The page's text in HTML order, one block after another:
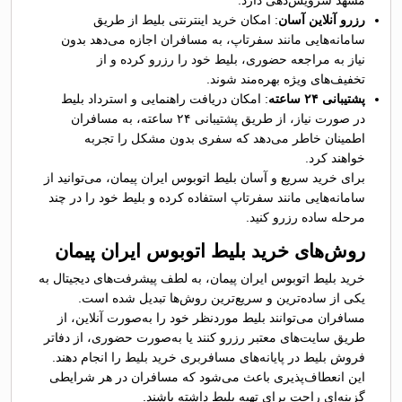
رزرو آنلاین آسان: امکان خرید اینترنتی بلیط از طریق
سامانه‌هایی مانند سفرتاپ، به مسافران اجازه می‌دهد بدون
نیاز به مراجعه حضوری، بلیط خود را رزرو کرده و از
تخفیف‌های ویژه بهره‌مند شوند.​
پشتیبانی ۲۴ ساعته
: امکان دریافت راهنمایی و استرداد بلیط
در صورت نیاز، از طریق پشتیبانی ۲۴ ساعته، به مسافران
اطمینان خاطر می‌دهد که سفری بدون مشکل را تجربه
خواهند کرد.
برای خرید سریع و آسان بلیط اتوبوس ایران پیمان، می‌توانید از
سامانه‌هایی مانند سفرتاپ استفاده کرده و بلیط خود را در چند
مرحله ساده رزرو کنید.
روش‌های خرید بلیط اتوبوس ایران پیمان
خرید بلیط اتوبوس ایران پیمان، به لطف پیشرفت‌های دیجیتال به
یکی از ساده‌ترین و سریع‌ترین روش‌ها تبدیل شده است.
مسافران می‌توانند بلیط موردنظر خود را به‌صورت آنلاین، از
طریق سایت‌های معتبر رزرو کنند یا به‌صورت حضوری، از دفاتر
فروش بلیط در پایانه‌های مسافربری خرید بلیط را انجام دهند.
این انعطاف‌پذیری باعث می‌شود که مسافران در هر شرایطی
گزینه‌ای راحت برای تهیه بلیط داشته باشند.